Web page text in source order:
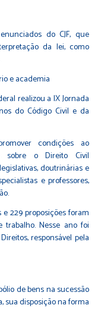
do CJF, que
da lei, como
e academia
realizou a IX Jornada
do Código Civil e da
condições ao
sobre o Direito Civil
doutrinárias e
e professores,
229 proposições foram
Nesse ano foi
responsável pela
de bens na sucessão
sua disposição na forma